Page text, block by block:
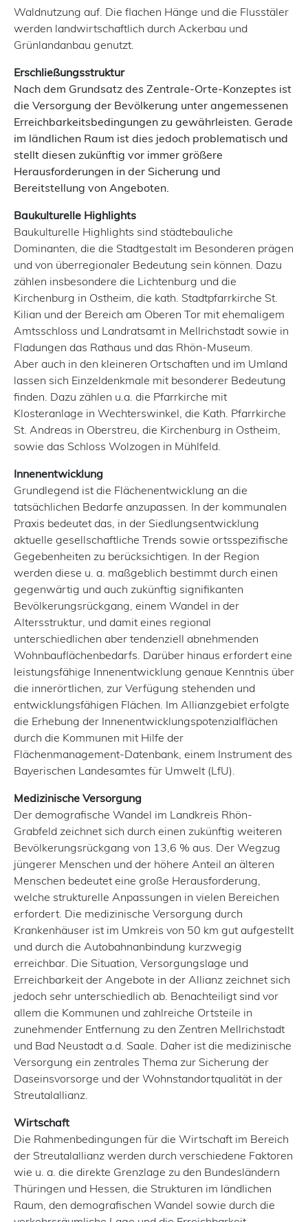
Waldnutzung auf. Die flachen Hänge und die Flusstäler
werden landwirtschaftlich durch Ackerbau und
Grünlandanbau genutzt.
Erschließungsstruktur
Nach dem Grundsatz des Zentrale-Orte-Konzeptes ist
die Versorgung der Bevölkerung unter angemessenen
Erreichbarkeitsbedingungen zu gewährleisten. Gerade
im ländlichen Raum ist dies jedoch problematisch und
stellt diesen zukünftig vor immer größere
Herausforderungen in der Sicherung und
Bereitstellung von Angeboten.
Baukulturelle Highlights
Baukulturelle Highlights sind städtebauliche
Dominanten, die die Stadtgestalt im Besonderen prägen
und von überregionaler Bedeutung sein können. Dazu
zählen insbesondere die Lichtenburg und die
Kirchenburg in Ostheim, die kath. Stadtpfarrkirche St.
Kilian und der Bereich am Oberen Tor mit ehemaligem
Amtsschloss und Landratsamt in Mellrichstadt sowie in
Fladungen das Rathaus und das Rhön-Museum.
Aber auch in den kleineren Ortschaften und im Umland
lassen sich Einzeldenkmale mit besonderer Bedeutung
finden. Dazu zählen u.a. die Pfarrkirche mit
Klosteranlage in Wechterswinkel, die Kath. Pfarrkirche
St. Andreas in Oberstreu, die Kirchenburg in Ostheim,
sowie das Schloss Wolzogen in Mühlfeld.
Innenentwicklung
Grundlegend ist die Flächenentwicklung an die
tatsächlichen Bedarfe anzupassen. In der kommunalen
Praxis bedeutet das, in der Siedlungsentwicklung
aktuelle gesellschaftliche Trends sowie ortsspezifische
Gegebenheiten zu berücksichtigen. In der Region
werden diese u. a. maßgeblich bestimmt durch einen
gegenwärtig und auch zukünftig signifikanten
Bevölkerungsrückgang, einem Wandel in der
Altersstruktur, und damit eines regional
unterschiedlichen aber tendenziell abnehmenden
Wohnbauflächenbedarfs. Darüber hinaus erfordert eine
leistungsfähige Innenentwicklung genaue Kenntnis über
die innerörtlichen, zur Verfügung stehenden und
entwicklungsfähigen Flächen. Im Allianzgebiet erfolgte
die Erhebung der Innenentwicklungspotenzialflächen
durch die Kommunen mit Hilfe der
Flächenmanagement-Datenbank, einem Instrument des
Bayerischen Landesamtes für Umwelt (LfU).
Medizinische Versorgung
Der demografische Wandel im Landkreis Rhön-
Grabfeld zeichnet sich durch einen zukünftig weiteren
Bevölkerungsrückgang von 13,6 % aus. Der Wegzug
jüngerer Menschen und der höhere Anteil an älteren
Menschen bedeutet eine große Herausforderung,
welche strukturelle Anpassungen in vielen Bereichen
erfordert. Die medizinische Versorgung durch
Krankenhäuser ist im Umkreis von 50 km gut aufgestellt
und durch die Autobahnanbindung kurzwegig
erreichbar. Die Situation, Versorgungslage und
Erreichbarkeit der Angebote in der Allianz zeichnet sich
jedoch sehr unterschiedlich ab. Benachteiligt sind vor
allem die Kommunen und zahlreiche Ortsteile in
zunehmender Entfernung zu den Zentren Mellrichstadt
und Bad Neustadt a.d. Saale. Daher ist die medizinische
Versorgung ein zentrales Thema zur Sicherung der
Daseinsvorsorge und der Wohnstandortqualität in der
Streutalallianz.
Wirtschaft
Die Rahmenbedingungen für die Wirtschaft im Bereich
der Streutalallianz werden durch verschiedene Faktoren
wie u. a. die direkte Grenzlage zu den Bundesländern
Thüringen und Hessen, die Strukturen im ländlichen
Raum, den demografischen Wandel sowie durch die